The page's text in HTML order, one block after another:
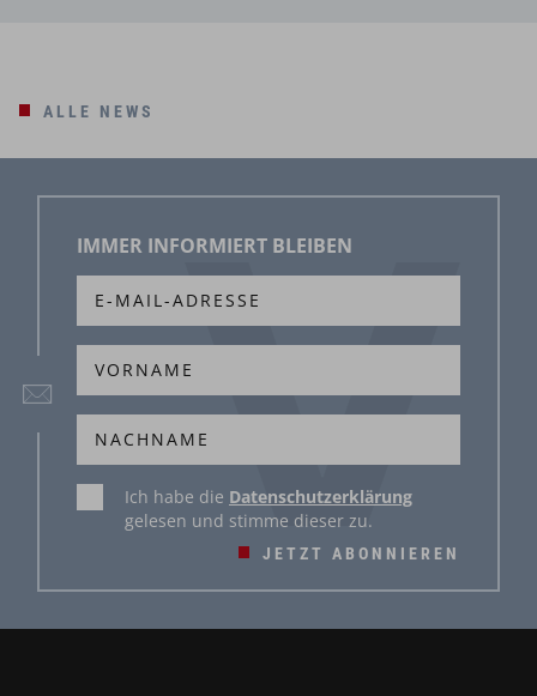
ALLE NEWS
IMMER INFORMIERT BLEIBEN
JETZT ABONNIEREN
Ich habe die Datenschutzerklärung
gelesen und stimme dieser zu.